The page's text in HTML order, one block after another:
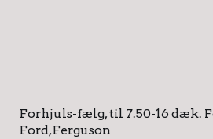
Forhjuls-fælg, til 7.50-16 dæk.
Ford, Ferguson